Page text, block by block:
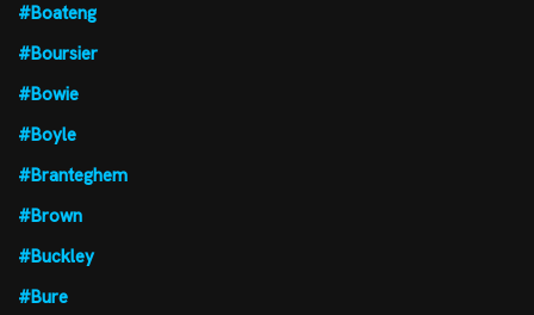
#Boateng
#Boursier
#Bowie
#Boyle
#Branteghem
#Brown
#Buckley
#Bure